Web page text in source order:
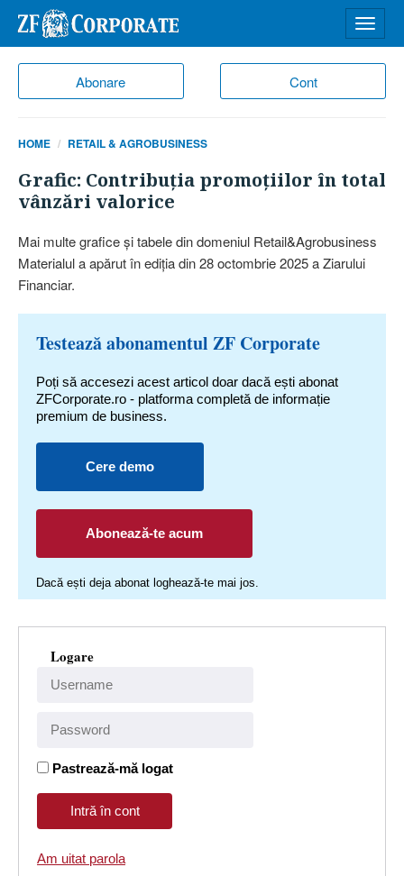
Abonare Cont
meniu
HOME RETAIL & AGROBUSINESS
Grafic: Contribuţia promoţiilor în total
vânzări valorice
Mai multe grafice şi tabele din domeniul Retail&Agrobusiness
Materialul a apărut în ediţia din 28 octombrie 2025 a Ziarului
Financiar.
Testează abonamentul ZF Corporate
Poți să accesezi acest articol doar dacă ești abonat
ZFCorporate.ro - platforma completă de informație
premium de business.
Cere demo
Abonează-te acum
Dacă ești deja abonat loghează-te mai jos.
Logare
Pastrează-mă logat
Am uitat parola